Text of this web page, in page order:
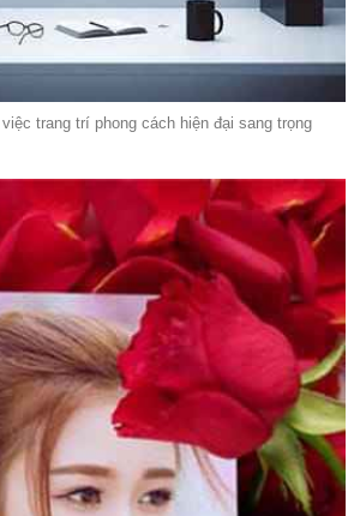
trang trí phong cách hiện đại sang trọng